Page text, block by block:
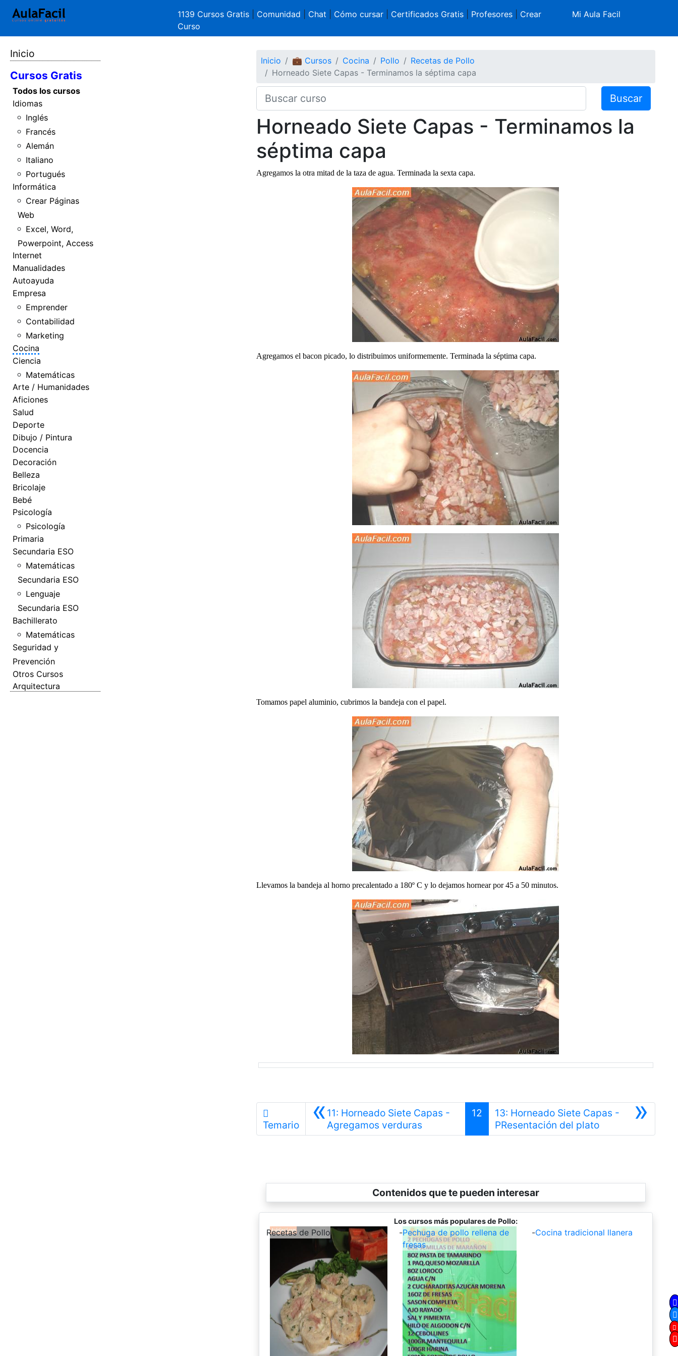
1139 Cursos Gratis Comunidad Chat Cómo cursar| Certificados Gratis| Profesores| Crear
Curso
Mi Aula Facil
Inicio
Cursos Gratis
Todos los cursos
Idiomas
Inglés
Francés
Alemán
Italiano
Portugués
Informática
Crear Páginas
Web
Excel, Word,
Powerpoint, Access
Internet
Manualidades
Autoayuda
Empresa
Emprender
Contabilidad
Marketing
Cocina
Ciencia
Matemáticas
Arte / Humanidades
Aficiones
Salud
Deporte
Dibujo / Pintura
Docencia
Decoración
Belleza
Bricolaje
Bebé
Psicología
Psicología
Primaria
Secundaria ESO
Matemáticas
Secundaria ESO
Lenguaje
Secundaria ESO
Bachillerato
Matemáticas
Seguridad y
Prevención
Otros Cursos
Arquitectura
Inicio 💼 Cursos Cocina Pollo
Recetas de Pollo
Horneado Siete Capas - Terminamos la séptima capa
Buscar
Horneado Siete Capas - Terminamos la
séptima capa
Agregamos la otra mitad de la taza de agua. Terminada la sexta capa.
Agregamos el bacon picado, lo distribuimos uniformemente. Terminada la séptima capa.
Tomamos papel aluminio, cubrimos la bandeja con el papel.
Llevamos la bandeja al horno precalentado a 180º C y lo dejamos hornear por 45 a 50 minutos.
Temario «11: Horneado Siete Capas -
Agregamos verdurasAnterior
12 »
13: Horneado Siete Capas -
PResentación del platoSiguiente
Contenidos que te pueden interesar
Los cursos más populares de Pollo:
-
Recetas de Pollo -Pechuga de pollo rellena de
fresas
-Cocina tradicional llanera